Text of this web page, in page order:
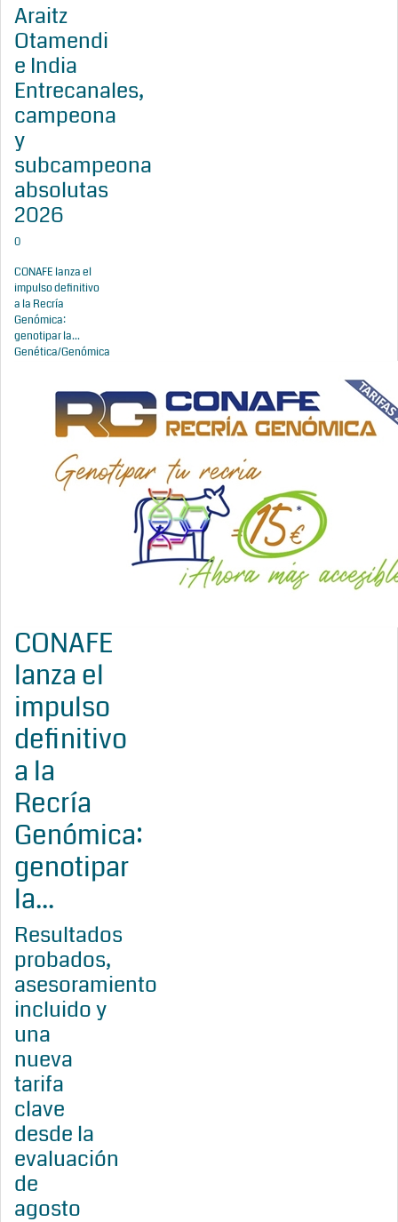
Araitz
Otamendi
e India
Entrecanales,
campeona
y
subcampeona
absolutas
2026
0
CONAFE lanza el
impulso definitivo
a la Recría
Genómica:
genotipar la...
Genética/Genómica
CONAFE
lanza el
impulso
definitivo
a la
Recría
Genómica:
genotipar
la...
Resultados
probados,
asesoramiento
incluido y
una
nueva
tarifa
clave
desde la
evaluación
de
agosto